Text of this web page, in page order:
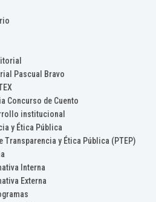
Pascual Bravo
Concurso de Cuento
institucional
y Ética Pública
Transparencia y Ética Pública (PTEP)
Interna
Externa